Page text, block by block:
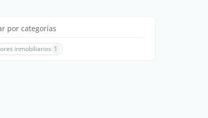
por categorías
inmobiliarios 1